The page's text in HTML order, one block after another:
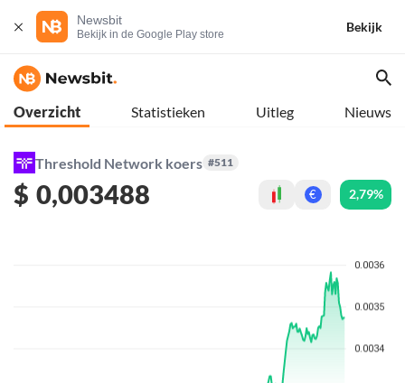
Newsbit
Bekijk in de Google Play store
Bekijk
Overzicht Statistieken Uitleg Nieuws
Threshold Network koers #511
$ 0,003488 € 2,79%